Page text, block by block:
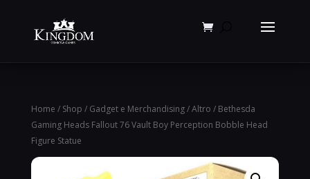
Home / Shop / Gadget e Merchandising/Altro / Bethesda
Gaming Heads Fallout 76 Vault Boy Perception Bobble Head
Figure Statue